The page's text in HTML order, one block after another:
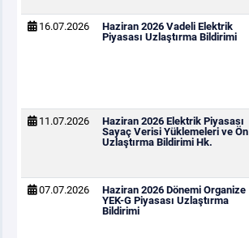
16.07.2026
Haziran 2026 Vadeli Elektrik
Piyasası Uzlaştırma Bildirimi
11.07.2026
Haziran 2026 Elektrik Piyasası
Sayaç Verisi Yüklemeleri ve Ön
Uzlaştırma Bildirimi Hk.
07.07.2026
Haziran 2026 Dönemi Organize
YEK-G Piyasası Uzlaştırma
Bildirimi